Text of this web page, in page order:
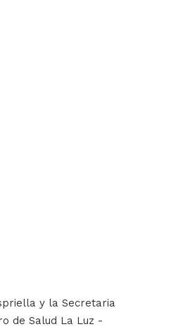
y la Secretaria
de Salud La Luz -